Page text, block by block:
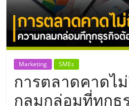
รวม
ธุรกิจ
เอ
Marketing SMEs
การตลาดคาดไ
กลมกล่อมที่ทุกธุ